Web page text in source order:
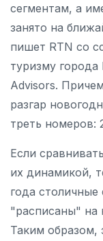
сегментам, а
занято на
пишет RTN cо
туризму
Advisors.
разгар
треть номеров:
Если
их динамикой,
года
"расписаны" на
Таким образом,